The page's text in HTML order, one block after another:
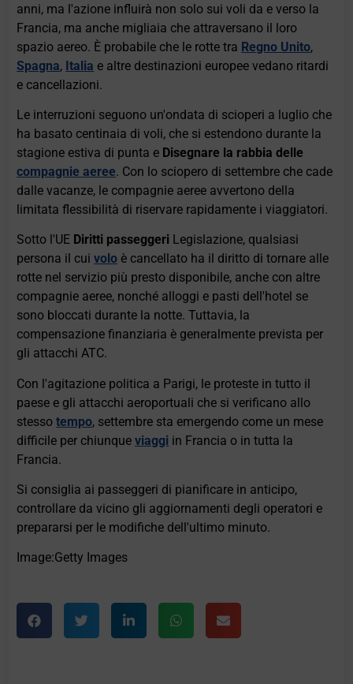
anni, ma l'azione influirà non solo sui voli da e verso la
Francia, ma anche migliaia che attraversano il loro
spazio aereo. È probabile che le rotte tra Regno Unito,
Spagna, Italia e altre destinazioni europee vedano ritardi
e cancellazioni.
Le interruzioni seguono un'ondata di scioperi a luglio che
ha basato centinaia di voli, che si estendono durante la
stagione estiva di punta e Disegnare la rabbia delle
compagnie aeree. Con lo sciopero di settembre che cade
dalle vacanze, le compagnie aeree avvertono della
limitata flessibilità di riservare rapidamente i viaggiatori.
Sotto l'UE Diritti passeggeri Legislazione, qualsiasi
persona il cuivolo è cancellato ha il diritto di tornare alle
rotte nel servizio più presto disponibile, anche con altre
compagnie aeree, nonché alloggi e pasti dell'hotel se
sono bloccati durante la notte. Tuttavia, la
compensazione finanziaria è generalmente prevista per
gli attacchi ATC.
Con l'agitazione politica a Parigi, le proteste in tutto il
paese e gli attacchi aeroportuali che si verificano allo
stessotempo, settembre sta emergendo come un mese
difficile per chiunqueviaggi in Francia o in tutta la
Francia.
Si consiglia ai passeggeri di pianificare in anticipo,
controllare da vicino gli aggiornamenti degli operatori e
prepararsi per le modifiche dell'ultimo minuto.
Image:Getty Images